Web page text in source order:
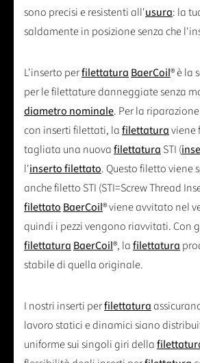
sono precisi e resistenti all'usura: la
saldamente in posizione senza che
L'inserto perfilettatura BaerCoil® è la
per le filettature danneggiate senza
diametro nominale. Per la
con inserti filettati, lafilettaturaviene
tagliata una nuovafilettatura STI (
l'inserto filettato. Questo filetto viene
anche filetto STI (STI=Screw Thread
filettato BaerCoil® viene avvitato nel
quindi i pezzi vengono riavvitati. Con
filettatura BaerCoil®, lafilettatura
stabile di quella originale.
I nostri inserti perfilettatura
lavoro statici e dinamici siano
uniforme sui singoli giri della